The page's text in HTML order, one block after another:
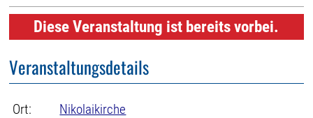
Diese Veranstaltung ist bereits vorbei.
Veranstaltungsdetails
Ort:
Nikolaikirche